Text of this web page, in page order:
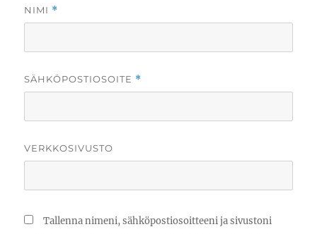
NIMI *
SÄHKÖPOSTIOSOITE *
VERKKOSIVUSTO
Tallenna nimeni, sähköpostiosoitteeni ja sivustoni